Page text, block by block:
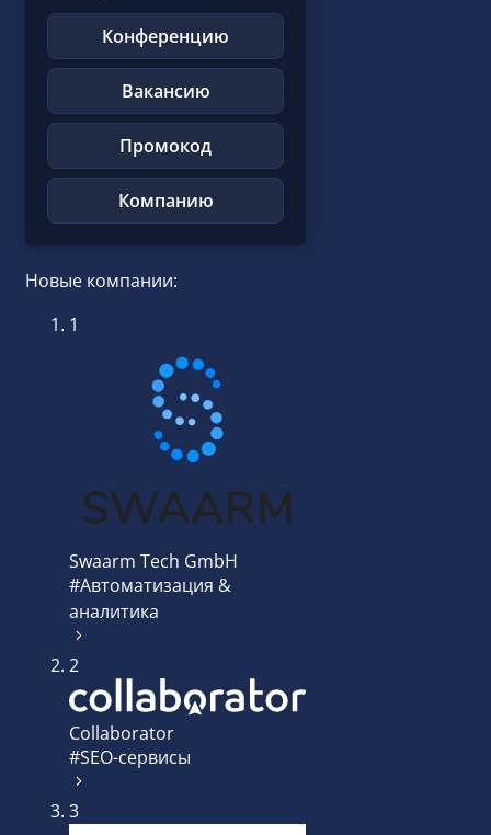
Конференцию
Вакансию
Промокод
Компанию
Новые компании:
1
Swaarm Tech GmbH
#Автоматизация &
аналитика
2
Collaborator
#SEO-сервисы
3